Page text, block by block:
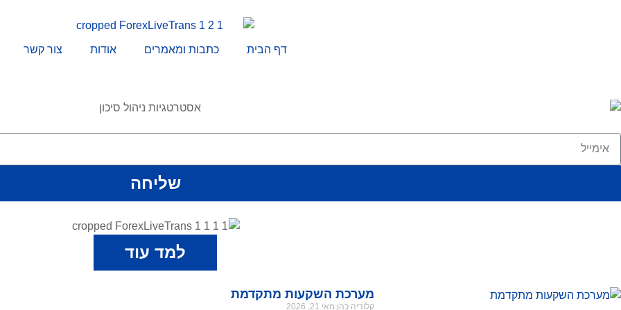
דף הבית כתבות ומאמרים אודות צור קשר
שליחה
למד עוד
מערכת השקעות מתקדמת
קלודיה כהן מאי 21, 2026